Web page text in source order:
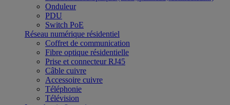
Onduleur
PDU
Switch PoE
Réseau numérique résidentiel
Coffret de communication
Fibre optique résidentielle
Prise et connecteur RJ45
Câble cuivre
Accessoire cuivre
Téléphonie
Télévision